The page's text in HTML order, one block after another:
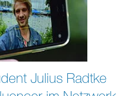
Julius Radtke